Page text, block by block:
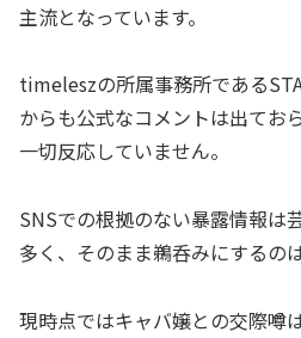
主流となっています。
timeleszの所属事務所である
からも公式なコメントは出てお
一切反応していません。
SNSでの根拠のない暴露情報は
多く、そのまま鵜呑みにするの
現時点ではキャバ嬢との交際噂